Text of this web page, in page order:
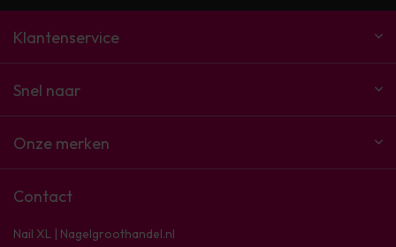
Klantenservice
Snel naar
Onze merken
Contact
Nail XL | Nagelgroothandel.nl